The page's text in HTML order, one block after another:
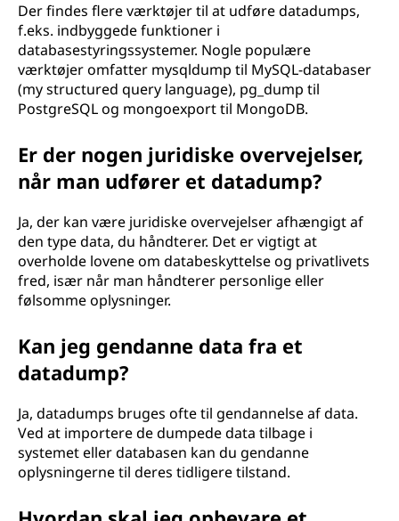
Der findes flere værktøjer til at udføre datadumps,
f.eks. indbyggede funktioner i
databasestyringssystemer. Nogle populære
værktøjer omfatter mysqldump til MySQL-databaser
(my structured query language), pg_dump til
PostgreSQL og mongoexport til MongoDB.
Er der nogen juridiske overvejelser,
når man udfører et datadump?
Ja, der kan være juridiske overvejelser afhængigt af
den type data, du håndterer. Det er vigtigt at
overholde lovene om databeskyttelse og privatlivets
fred, især når man håndterer personlige eller
følsomme oplysninger.
Kan jeg gendanne data fra et
datadump?
Ja, datadumps bruges ofte til gendannelse af data.
Ved at importere de dumpede data tilbage i
systemet eller databasen kan du gendanne
oplysningerne til deres tidligere tilstand.